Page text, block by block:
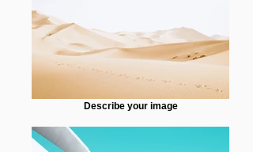
Describe your image